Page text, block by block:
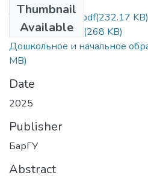
Thumbnail
Available
Титульный лист.pdf(232.17 KB)
Содержание.pdf (268 KB)
Дошкольное и начальное
MB)
Date
2025
Publisher
БарГУ
Abstract